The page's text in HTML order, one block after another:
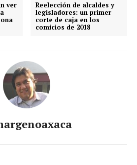
ver
Reelección de alcaldes y
legisladores: un primer
corte de caja en los
comicios de 2018